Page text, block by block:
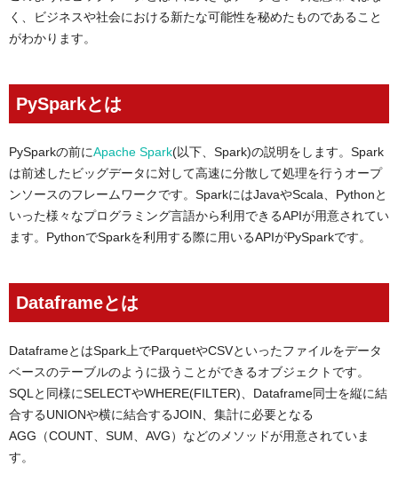
く、ビジネスや社会における新たな可能性を秘めたものであること
がわかります。
PySparkとは
PySparkの前にApache Spark(以下、Spark)の説明をします。Spark
は前述したビッグデータに対して高速に分散して処理を行うオープ
ンソースのフレームワークです。SparkにはJavaやScala、Pythonと
いった様々なプログラミング言語から利用できるAPIが用意されてい
ます。PythonでSparkを利用する際に用いるAPIがPySparkです。
Dataframeとは
DataframeとはSpark上でParquetやCSVといったファイルをデータ
ベースのテーブルのように扱うことができるオブジェクトです。
SQLと同様にSELECTやWHERE(FILTER)、Dataframe同士を縦に結
合するUNIONや横に結合するJOIN、集計に必要となる
AGG（COUNT、SUM、AVG）などのメソッドが用意されていま
す。